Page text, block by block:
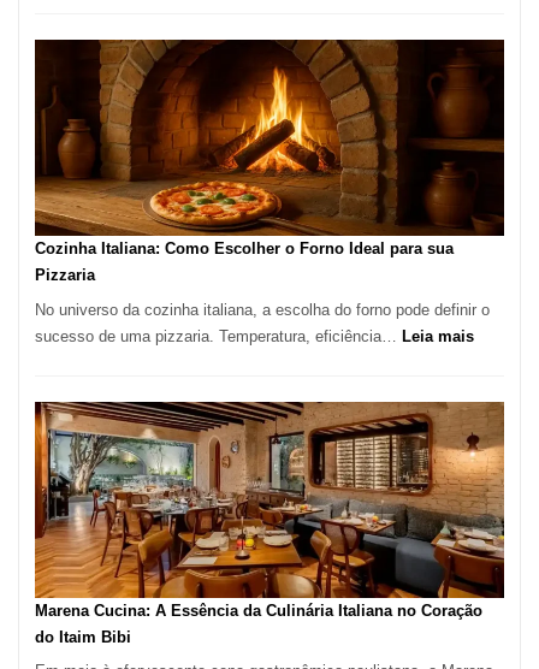
Encontrar
um
Comer?
Este
Portal
Isso
Cozinha Italiana: Como Escolher o Forno Ideal para sua
Pizzaria
No universo da cozinha italiana, a escolha do forno pode definir o
sucesso de uma pizzaria. Temperatura, eficiência… Leia mais:
Como
Escolher
o
Forno
Ideal
para
sua
Pizzaria
Marena Cucina: A Essência da Culinária Italiana no Coração
do Itaim Bibi